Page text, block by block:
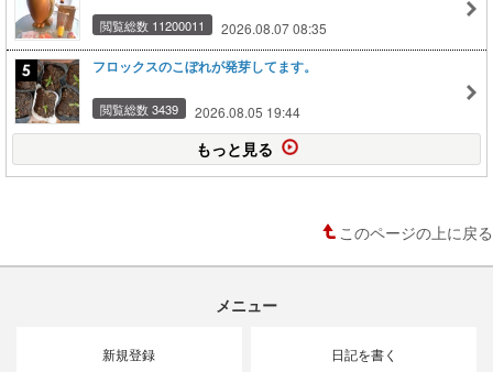
閲覧総数 11200011 2026.08.07 08:35
フロックスのこぼれが発芽してます。
閲覧総数 3439 2026.08.05 19:44
もっと見る
このページの上に戻る
メニュー
新規登録 日記を書く